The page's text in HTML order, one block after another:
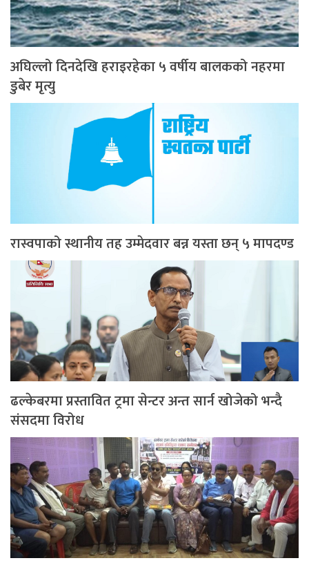
अघिल्लो दिनदेखि हराइरहेका ५ वर्षीय बालकको नहरमा
डुबेर मृत्यु
रास्वपाको स्थानीय तह उम्मेदवार बन्न यस्ता छन् ५ मापदण्ड
ढल्केबरमा प्रस्तावित ट्रमा सेन्टर अन्त सार्न खोजेको भन्दै
संसदमा विरोध